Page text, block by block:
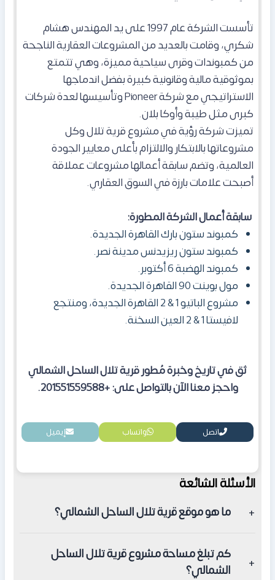
تأسست الشركة عام 1997 على يد المهندس هشام
شكري، وقامت بالعديد من المشروعات العقارية الناجحة
من كمبوندات وقرى سياحية مميزة، وهي تتمتع
بموثوقية مالية وقانونية كبيرة بفضل اندماجها
الاستراتيجي مع شركة Pioneer وتأسيسها لعدة شركات
كبرى مثل طيبة وأوكا بلان.
تميزت شركة رؤية في مشروع قرية تلال وكل
مشروعاتها بالابتكار والالتزام بأعلى معايير الجودة
العالمية، وتضم سابقة أعمالها مشروعات عملاقة
أصبحت علامات بارزة في السوق العقاري.
سابقة أعمال الشركة المطورة:
كمبوند ستون بارك القاهرة الجديدة.
كمبوند ستون ريزيدنس مدينة نصر.
كمبوند الهضبة 6 أكتوبر.
مول بوينت 90 القاهرة الجديدة.
مشروع الباتيو 1 & 2 القاهرة الجديدة، ومنتجع
لافيستا 1 & 2 العين السخنة.
ثق في تاريخ وخبرة مُطور قرية تلال الساحل الشمالي
واحجز معنا الآن بالتواصل على: +201551559588.
اتصل واتساب إيميل
الأسئلة الشائعة
ما هو موقع قرية تلال الساحل الشمالي؟
مباشرة في منطقة خليج سيدي عبد الرحمن.
كم تبلغ مساحة مشروع قرية تلال الساحل
الشمالي؟